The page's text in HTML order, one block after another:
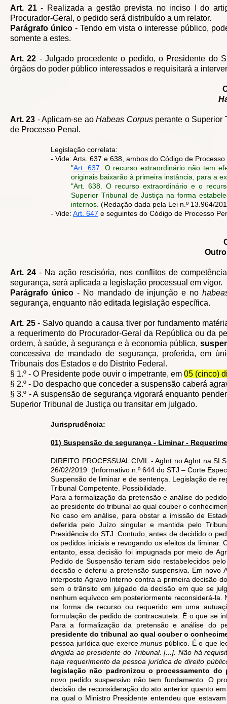
Art. 21- Realizada a gestão prevista no inciso I do
Procurador-Geral, o pedido será distribuído a um relator.
Parágrafo único- Tendo em vista o interesse público,
somente a estes.
Art. 22 - Julgado procedente o pedido, o Presidente do
órgãos do poder público interessados e requisitará a
Art. 23 - Aplicam-se aoHabeas Corpusperante o Superior
de Processo Penal.
Legislação correlata:
- Vide: Arts. 637 e 638, ambos do Código de Processo
"Art. 637 . O recurso extraordinário não tem
originais baixarão à primeira instância, para a
"Art. 638 . O recurso extraordinário e o
Superior Tribunal de Justiça na forma
internos. (Redação dada pela Lei n.º 13.964/
- Vide: Art. 647 e seguintes do Código de Processo
Art. 24 - Na ação rescisória, nos conflitos de
segurança, será aplicada a legislação processual em vigor.
Parágrafo único- No mandado de injunção e no
segurança, enquanto não editada legislação específica.
Art. 25- Salvo quando a causa tiver por fundamento
a requerimento do Procurador-Geral da República ou da
ordem, à saúde, à segurança e à economia pública,
concessiva de mandado de segurança, proferida, em
Tribunais dos Estados e do Distrito Federal.
§ 1.º - O Presidente pode ouvir o impetrante, em 05 (cinco)
§ 2.º - Do despacho que conceder a suspensão caberá
§ 3.º - A suspensão de segurança vigorará enquanto
Superior Tribunal de Justiça ou transitar em julgado.
Jurisprudência:
01) Suspensão de segurança - Liminar -
DIREITO PROCESSUAL CIVIL - AgInt no AgInt na
26/02/2019 (Informativo n.º 644 do STJ – Corte
Suspensão de liminar e de sentença. Legislação de
Tribunal Competente. Possibilidade.
Para a formalização da pretensão e análise do
ao presidente do tribunal ao qual couber o
No caso em análise, para obstar a imissão de
deferida pelo Juízo singular e mantida pelo
Presidência do STJ. Contudo, antes de decidido o
os pedidos iniciais e revogando os efeitos da liminar.
entanto, essa decisão foi impugnada por meio de
Pedido de Suspensão teriam sido restabelecidos
decisão e deferiu a pretensão suspensiva. Em
interposto Agravo Interno contra a primeira decisão
sem o trânsito em julgado da decisão em que se
nenhum equívoco em posteriormente reconsiderá-
na forma de recurso ou requerido em uma
formulação de pedido de contracautela. É o que se
Para a formalização da pretensão e análise do
presidente do tribunal ao qual couber o
pessoa jurídica que exercemunus público. É o que
dirigida ao presidente do Tribunal. [...]. Não há
haja requerimento da pessoa jurídica de direito
legislação não padronizou o processamento do
novo pedido suspensivo não tem fundamento. O
decisão de reconsideração do ato anterior quanto
na qual o Ministro Presidente entendeu que